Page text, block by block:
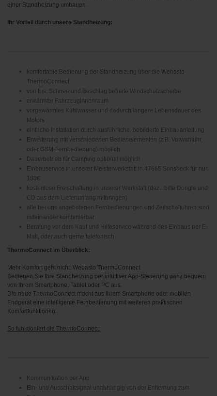
einer Standheizung umbauen.
Ihr Vorteil durch unsere Standheizung:
komfortable Bedienung der Standheizung über die Webasto
ThermoConnect
von Eis, Schnee und Beschlag befreite Windschutzscheibe
erwärmter Fahrzeuginnenraum
vorgewärmtes Kühlwasser und dadurch längere Lebensdauer des
Motors
einfache Installation durch ausführliche, bebilderte Einbauanleitung
Erweiterung mit verschiedenen Bedienelementen (z.B. Vorwahluhr,
oder GSM-Fernbedienung) möglich
Dauerbetrieb für Camping optional möglich
Einbauservice in unserer Meisterwerkstatt in 47665 Sonsbeck für nur
180€
kostenlose Freischaltung in unserer Werkstatt (dazu bitte Dongle und
CD aus dem Lieferumfang mitbringen)
alle bei uns angebotenen Fernbedienungen und Zeitschaltuhren sind
miteinander kombinierbar
Beratung vor dem Kauf und Hilfeservice während des Einbaus per E-
Mail, oder auch gerne telefonisch
ThermoConnect im Überblick:
Mehr Komfort geht nicht: Webasto ThermoConnect
Bedienen Sie Ihre Standheizung per intuitiver App-Steuerung ganz bequem
von Ihrem Smartphone, Tablet oder PC aus.
Die neue ThermoConnect macht aus Ihrem Smartphone oder mobilen
Endgerät eine intelligente Fernbedienung mit weiteren praktischen
Komfortfunktionen.
So funktioniert die ThermoConnect:
Kommunikation per App
Ein- und Ausschaltsignal unabhängig von der Entfernung zum